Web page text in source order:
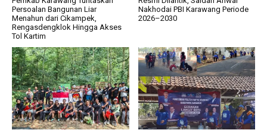
Persoalan Bangunan Liar
Menahun dari Cikampek,
Rengasdengklok Hingga Akses
Tol Kartim
Nakhodai PBI Karawang Periode
2026–2030